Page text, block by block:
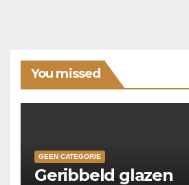
You missed
GEEN CATEGORIE
Geribbeld glazen